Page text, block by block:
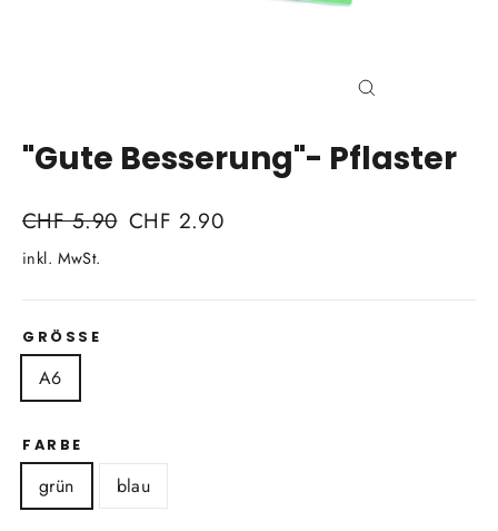
"Gute Besserung"- Pflaster
Normaler
Preis
CHF 5.90 Sonderpreis
CHF 2.90
inkl. MwSt.
GRÖSSE
A6
FARBE
grün blau